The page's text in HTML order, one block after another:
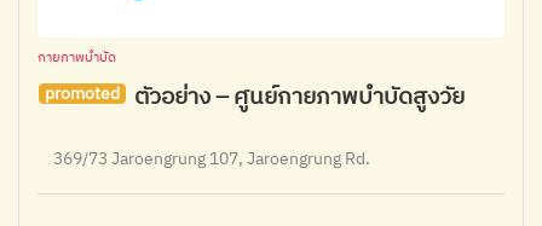
กายภาพบำบัด
promoted ตัวอย่าง – ศูนย์กายภาพบำบัดสูงวัย
369/73 Jaroengrung 107, Jaroengrung Rd.